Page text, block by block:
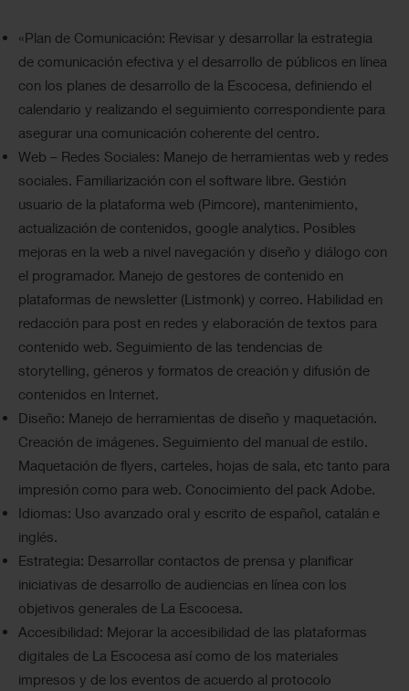
«Plan de Comunicación: Revisar y desarrollar la estrategia
de comunicación efectiva y el desarrollo de públicos en línea
con los planes de desarrollo de la Escocesa, definiendo el
calendario y realizando el seguimiento correspondiente para
asegurar una comunicación coherente del centro.
Web – Redes Sociales: Manejo de herramientas web y redes
sociales. Familiarización con el software libre. Gestión
usuario de la plataforma web (Pimcore), mantenimiento,
actualización de contenidos, google analytics. Posibles
mejoras en la web a nivel navegación y diseño y diálogo con
el programador. Manejo de gestores de contenido en
plataformas de newsletter (Listmonk) y correo. Habilidad en
redacción para post en redes y elaboración de textos para
contenido web. Seguimiento de las tendencias de
storytelling, géneros y formatos de creación y difusión de
contenidos en Internet.
Diseño: Manejo de herramientas de diseño y maquetación.
Creación de imágenes. Seguimiento del manual de estilo.
Maquetación de flyers, carteles, hojas de sala, etc tanto para
impresión como para web. Conocimiento del pack Adobe.
Idiomas: Uso avanzado oral y escrito de español, catalán e
inglés.
Estrategia: Desarrollar contactos de prensa y planificar
iniciativas de desarrollo de audiencias en línea con los
objetivos generales de La Escocesa.
Accesibilidad: Mejorar la accesibilidad de las plataformas
digitales de La Escocesa así como de los materiales
impresos y de los eventos de acuerdo al protocolo